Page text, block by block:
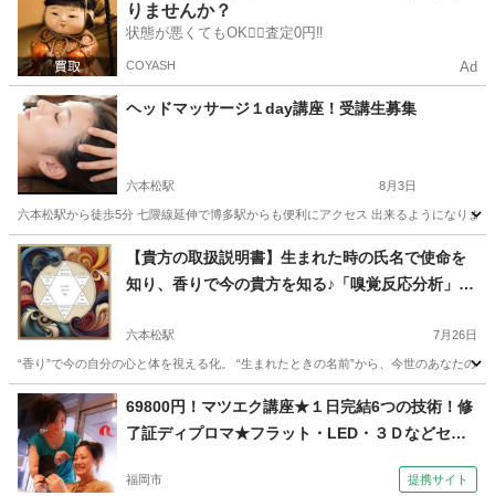
りませんか？
状態が悪くてもOK🙆‍♀️査定0円‼️
COYASH Ad
ヘッドマッサージ１day講座！受講生募集
六本松駅 8月3日
六本松駅から徒歩5分 七隈線延伸で博多駅からも便利にアクセス 出来るようになり
福岡 福岡市 六本松駅 マッサージ
【貴方の取扱説明書】生まれた時の氏名で使命を
知り、香りで今の貴方を知る♪「嗅覚反応分析」＆
六本松駅 7月26日
“香り”で今の自分の心と体を視える化。 “生まれたときの名前”から、今世のあなたの
福岡 福岡市 六本松駅 福岡 福岡市 六本松駅
アロマ 嗅覚
69800円！マツエク講座★１日完結6つの技術！修
了証ディプロマ★フラット・LED・３Ｄなどセッ
校）
福岡市 提携サイト